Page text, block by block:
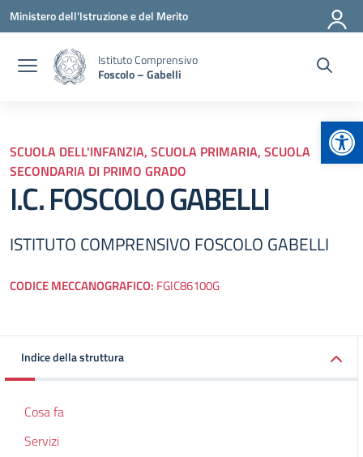
Vai ai contenuti
Vai al menu di navigazione
Vai al footer
Ministero dell'Istruzione e del Merito
Istituto Comprensivo
Foscolo – Gabelli
SCUOLA DELL'INFANZIA, SCUOLA PRIMARIA, SCUOLA
SECONDARIA DI PRIMO GRADO
I.C. FOSCOLO GABELLI
ISTITUTO COMPRENSIVO FOSCOLO GABELLI
CODICE MECCANOGRAFICO: FGIC86100G
Indice della struttura
Cosa fa
Servizi